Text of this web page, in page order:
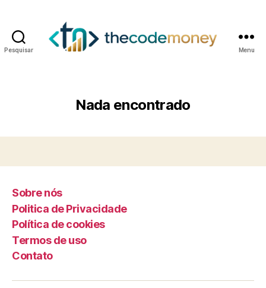
Pesquisar Menu
Nada encontrado
Sobre nós
Politica de Privacidade
Política de cookies
Termos de uso
Contato